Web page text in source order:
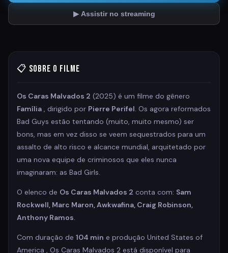
▶ Assistir no streaming
📋 Sobre o Filme
Os Caras Malvados 2 (2025) é um filme do gênero
Família , dirigido por Pierre Perifel. Os agora reformados
Bad Guys estão tentando (muito, muito mesmo) ser
bons, mas em vez disso se veem sequestrados para um
assalto de alto risco e alcance mundial, arquitetado por
uma nova equipe de criminosos que eles nunca
imaginaram: as Bad Girls.
O elenco de Os Caras Malvados 2 conta com: Sam
Rockwell, Marc Maron, Awkwafina, Craig Robinson,
Anthony Ramos.
Com duração de 104 min e produção United States of
America , Os Caras Malvados 2 está disponível para